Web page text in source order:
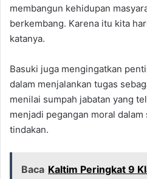
membangun kehidupan
berkembang. Karena itu kita
katanya.
Basuki juga mengingatkan
dalam menjalankan tugas
menilai sumpah jabatan yang
menjadi pegangan moral
tindakan.
Baca Kaltim Peringkat 9